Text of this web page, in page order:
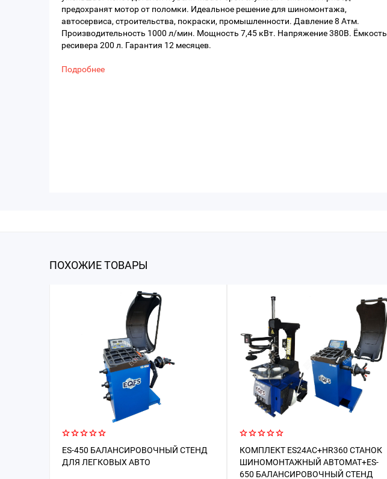
предохранят мотор от поломки. Идеальное решение для шиномонтажа,
автосервиса, строительства, покраски, промышленности. Давление 8 Атм.
Производительность 1000 л/мин. Мощность 7,45 кВт. Напряжение 380В. Ёмкость
ресивера 200 л. Гарантия 12 месяцев.
Подробнее
ПОХОЖИЕ ТОВАРЫ
ES-450 БАЛАНСИРОВОЧНЫЙ СТЕНД
ДЛЯ ЛЕГКОВЫХ АВТО
КОМПЛЕКТ ES24AC+HR360 СТАНОК
ШИНОМОНТАЖНЫЙ АВТОМАТ+ES-
650 БАЛАНСИРОВОЧНЫЙ СТЕНД